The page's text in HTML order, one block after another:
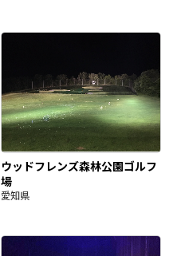
ウッドフレンズ森林公園ゴルフ
場
愛知県